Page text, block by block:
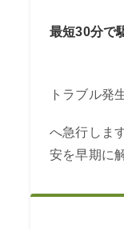
最短30分で
トラブル発
へ急行しま
安を早期に